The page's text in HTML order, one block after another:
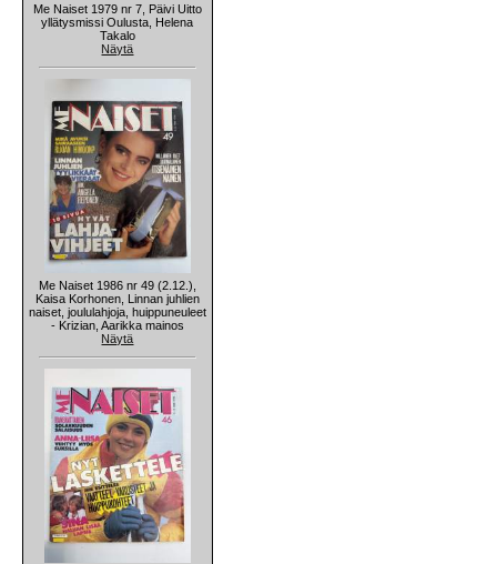
Me Naiset 1979 nr 7, Päivi Uitto
yllätysmissi Oulusta, Helena
Takalo
Näytä
Me Naiset 1986 nr 49 (2.12.),
Kaisa Korhonen, Linnan juhlien
naiset, joululahjoja, huippuneuleet
- Krizian, Aarikka mainos
Näytä